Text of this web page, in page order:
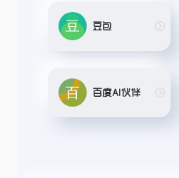
豆包
百度AI伙伴